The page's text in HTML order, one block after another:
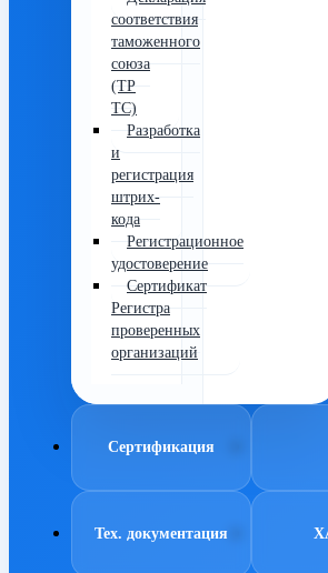
соответствия
таможенного
союза
(ТР
ТС)
Разработка
и
регистрация
штрих-
кода
Регистрационное
удостоверение
Сертификат
Регистра
проверенных
организаций
Сертификация
Тех. документация